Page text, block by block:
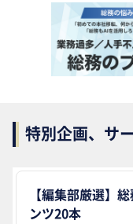
特別企画、サ
【編集部厳選】
ンツ20本